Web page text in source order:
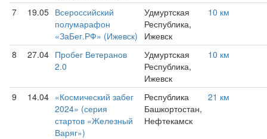
7 19.05 Всероссийский
полумарафон
«ЗаБег.РФ» (Ижевск)
Удмуртская
Республика,
Ижевск
10 км
8 27.04 Пробег Ветеранов
2.0
Удмуртская
Республика,
Ижевск
10 км
9 14.04 «Космический забег
2024» (серия
стартов «Железный
Варяг»)
Республика
Башкортостан,
Нефтекамск
21 км